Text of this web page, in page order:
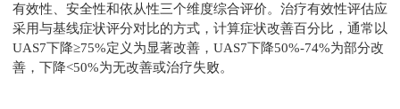
有效性、安全性和依从性三个维度综合评价。治疗有效性评估应
采用与基线症状评分对比的方式，计算症状改善百分比，通常以
UAS7下降≥75%定义为显著改善，UAS7下降50%-74%为部分改
善，下降<50%为无改善或治疗失败。